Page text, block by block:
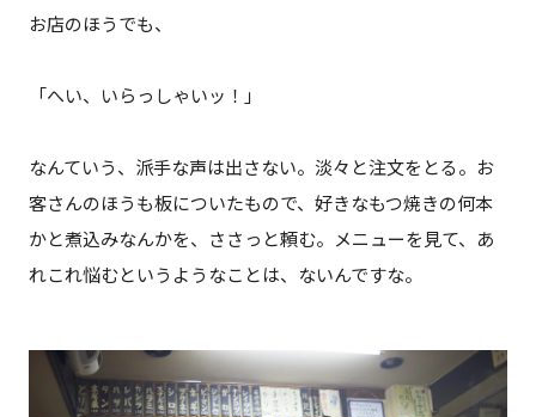
お店のほうでも、
「へい、いらっしゃいッ！」
なんていう、派手な声は出さない。淡々と注文をとる。お
客さんのほうも板についたもので、好きなもつ焼きの何本
かと煮込みなんかを、ささっと頼む。メニューを見て、あ
れこれ悩むというようなことは、ないんですな。